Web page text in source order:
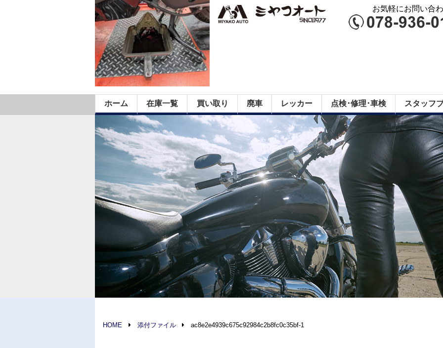
お気軽にお問い合
ホーム 在庫一覧 買い取り 廃車 レッカー 点検･修理･車検 スタッフ
HOME 添付ファイル ac8e2e4939c675c92984c2b8fc0c35bf-1